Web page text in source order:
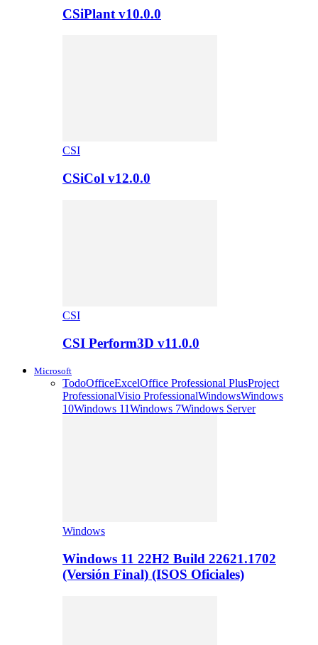
CSiPlant v10.0.0
CSI
CSiCol v12.0.0
CSI
CSI Perform3D v11.0.0
Microsoft
TodoOfficeExcelOffice Professional PlusProject
ProfessionalVisio ProfessionalWindowsWindows
10Windows 11Windows 7Windows Server
Windows
Windows 11 22H2 Build 22621.1702
(Versión Final) (ISOS Oficiales)